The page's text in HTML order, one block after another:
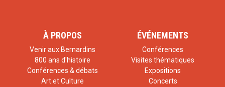
À PROPOS
Venir aux Bernardins
800 ans d'histoire
Conférences & débats
Art et Culture
ÉVÉNEMENTS
Conférences
Visites thématiques
Expositions
Concerts